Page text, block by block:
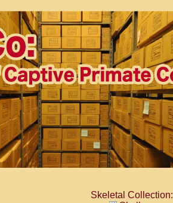
Skeletal Collection: